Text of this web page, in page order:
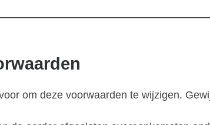
om deze voorwaarden te wijzigen.